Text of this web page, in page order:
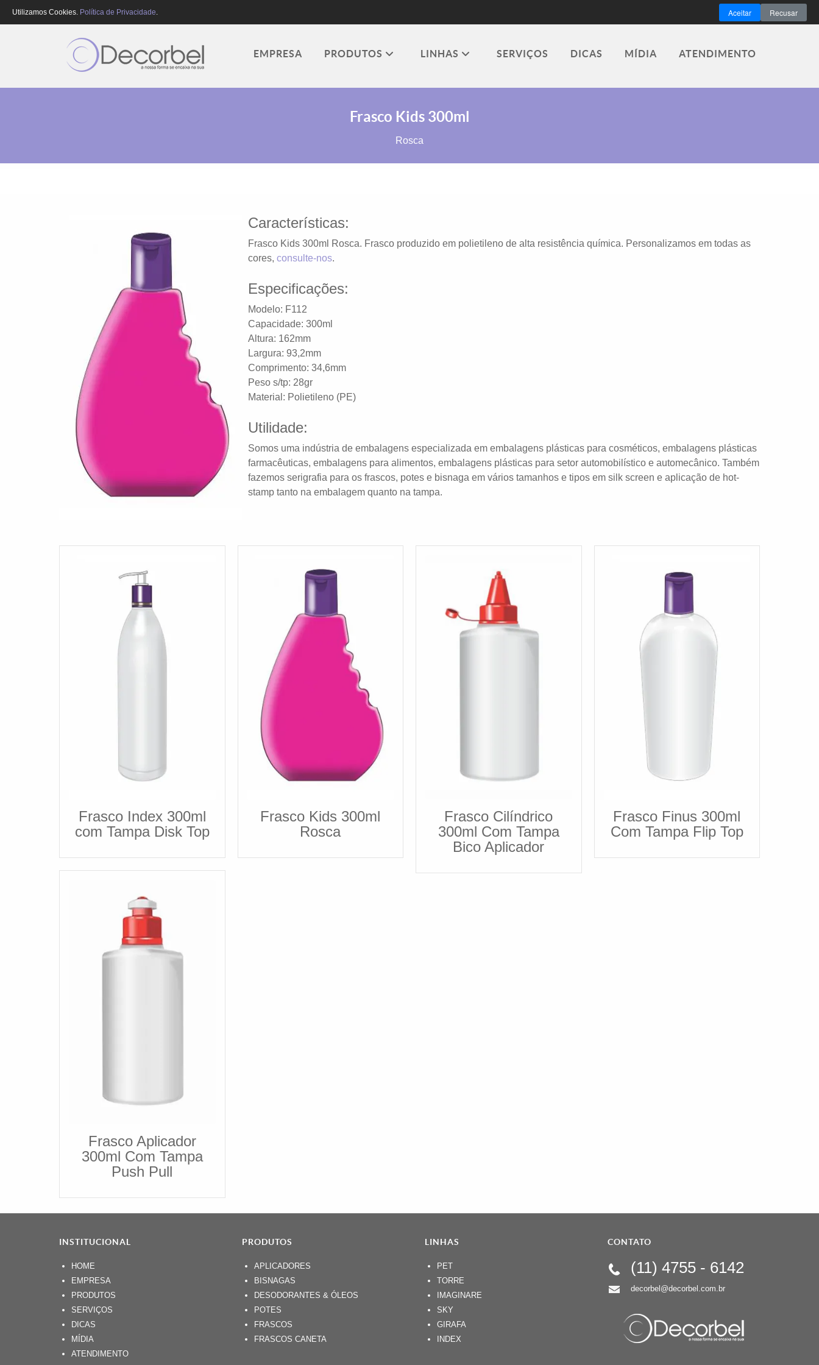
EMPRESA PRODUTOS LINHAS SERVIÇOS DICAS MÍDIA ATENDIMENTO
Frasco Kids 300ml
Rosca
Características:
Frasco Kids 300ml Rosca. Frasco produzido em polietileno de alta resistência química. Personalizamos em todas as
cores, consulte-nos.
Especificações:
Modelo: F112
Capacidade: 300ml
Altura: 162mm
Largura: 93,2mm
Comprimento: 34,6mm
Peso s/tp: 28gr
Material: Polietileno (PE)
Utilidade:
Somos uma indústria de embalagens especializada em embalagens plásticas para cosméticos, embalagens plásticas
farmacêuticas, embalagens para alimentos, embalagens plásticas para setor automobilístico e automecânico. Também
fazemos serigrafia para os frascos, potes e bisnaga em vários tamanhos e tipos em silk screen e aplicação de hot-
stamp tanto na embalagem quanto na tampa.
Frasco Index 300ml
com Tampa Disk Top
Frasco Kids 300ml
Rosca
Frasco Cilíndrico
300ml Com Tampa
Bico Aplicador
Frasco Finus 300ml
Com Tampa Flip Top
Frasco Aplicador
300ml Com Tampa
Push Pull
INSTITUCIONAL
HOME
EMPRESA
PRODUTOS
SERVIÇOS
DICAS
MÍDIA
ATENDIMENTO
PRODUTOS
APLICADORES
BISNAGAS
DESODORANTES & ÓLEOS
POTES
FRASCOS
FRASCOS CANETA
LINHAS
PET
TORRE
IMAGINARE
SKY
GIRAFA
INDEX
CONTATO
(11) 4755 - 6142
decorbel@decorbel.com.br
Utilizamos Cookies. Política de Privacidade. Aceitar Recusar